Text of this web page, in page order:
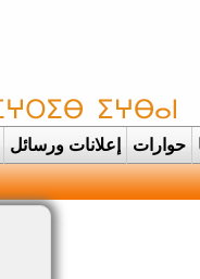
حوارات إعلانات ورسائل